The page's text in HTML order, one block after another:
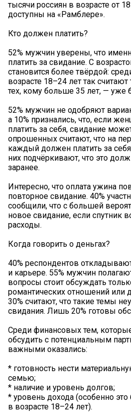
тысячи россиян в возрасте от
доступны на «Рамблере».
Кто должен платить?
52% мужчин уверены, что
платить за свидание. С
становится более твёрдой:
возрасте 18–24 лет так
тех, кому больше 35 лет, — уже
52% мужчин не одобряют
а 10% признались, что, если
платить за себя, свидание
опрошенных считают, что на
каждый должен платить за
них подчёркивают, что это
заранее.
Интересно, что оплата ужина
повторное свидание. 40%
сообщили, что с большей
новое свидание, если спутник
расходы.
Когда говорить о деньгах?
40% респондентов
и карьере. 55% мужчин
вопросы стоит обсуждать
романтических отношений или
30% считают, что такие темы
свидания. Лишь 20% готовы
Среди финансовых тем,
обсудить с потенциальным
важными оказались:
* готовность нести
семью;
* наличие и уровень долгов;
* уровень дохода (особенно
в возрасте 18–24 лет).